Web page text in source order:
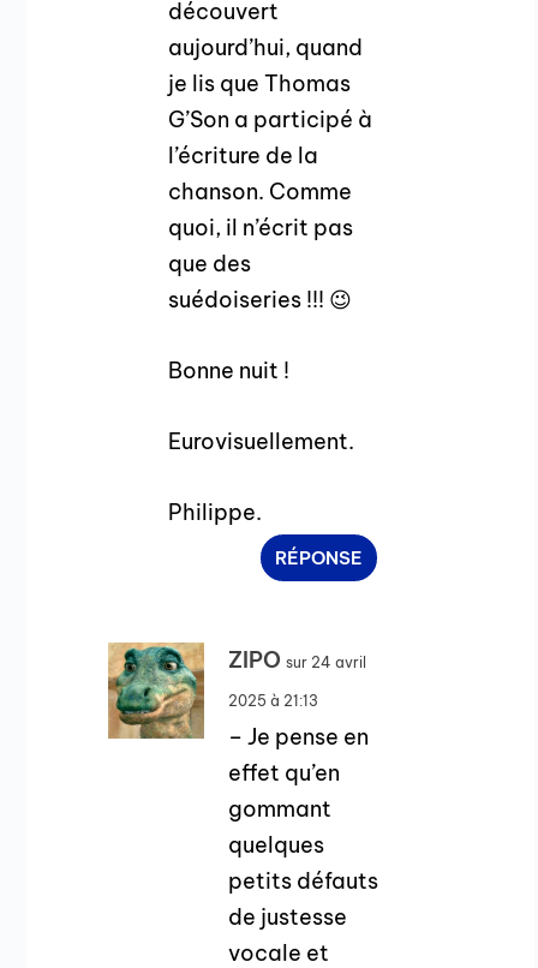
découvert
aujourd’hui, quand
je lis que Thomas
G’Son a participé à
l’écriture de la
chanson. Comme
quoi, il n’écrit pas
que des
suédoiseries !!! 😉
Bonne nuit !
Eurovisuellement.
Philippe.
RÉPONSE
ZIPO sur 24 avril
2025 à 21:13
– Je pense en
effet qu’en
gommant
quelques
petits défauts
de justesse
vocale et